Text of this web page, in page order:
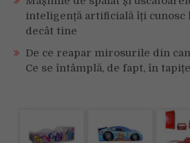
inteligență artificială îți cunosc
decât tine
De ce reapar mirosurile din
Ce se întâmplă, de fapt, în